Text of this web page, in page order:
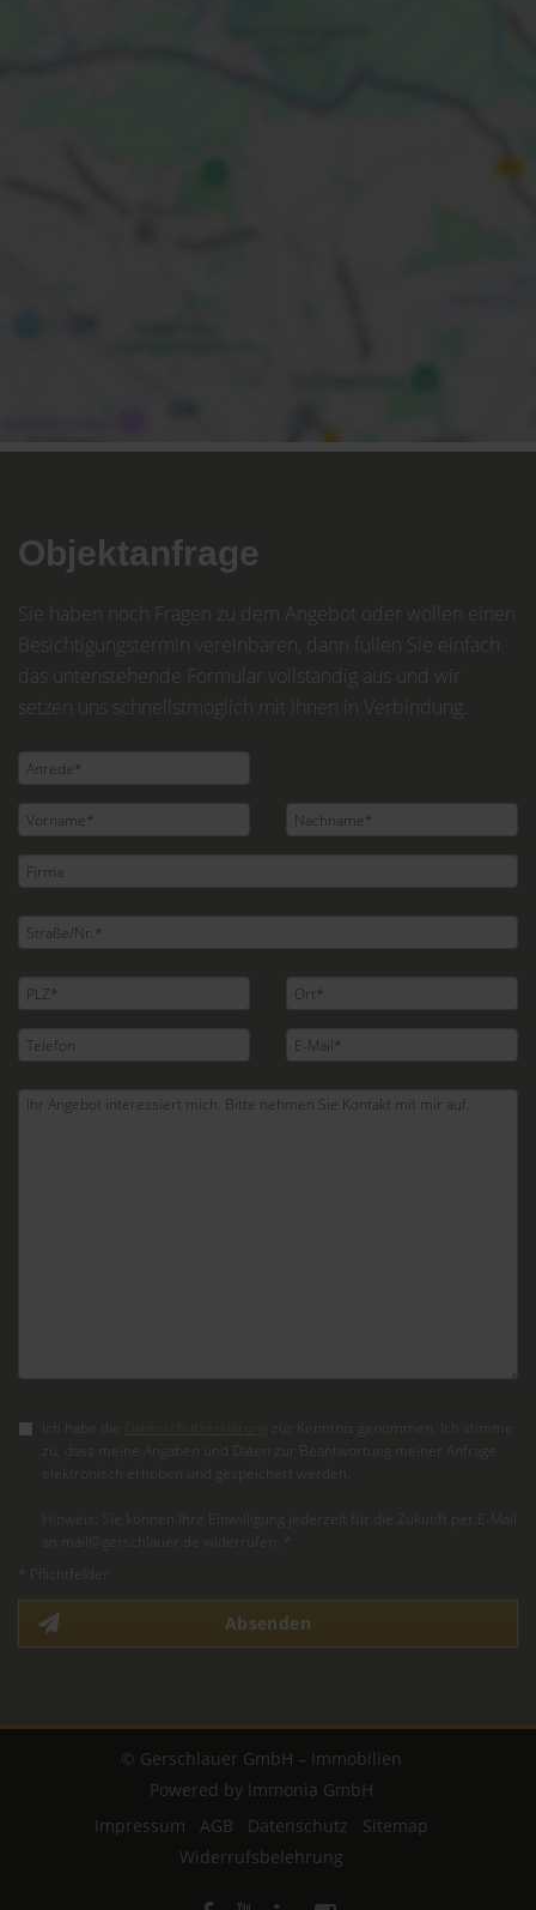
Objektanfrage
Sie haben noch Fragen zu dem Angebot oder wollen einen
Besichtigungstermin vereinbaren, dann füllen Sie einfach
das untenstehende Formular vollständig aus und wir
setzen uns schnellstmöglich mit Ihnen in Verbindung.
Ich habe die
zur Kenntnis genommen. Ich stimme
zu, dass meine Angaben und Daten zur Beantwortung meiner Anfrage
elektronisch erhoben und gespeichert werden.
Hinweis: Sie können Ihre Einwilligung jederzeit für die Zukunft per E-Mail
an mail@gerschlauer.de widerrufen. *
* Pflichtfelder
Absenden
© Gerschlauer GmbH – Immobilien
Powered by Immonia GmbH
Impressum
AGB Datenschutz
Sitemap
Widerrufsbelehrung